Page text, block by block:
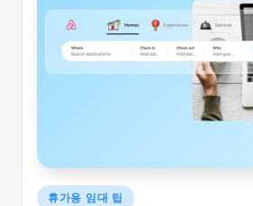
게 휴가용 임대 팁